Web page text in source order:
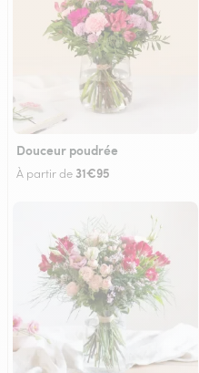
Douceur poudrée
À partir de 31€95